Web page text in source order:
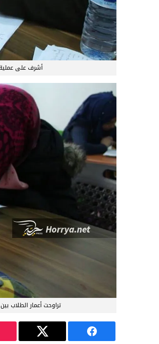
أشرف على عملية تصحيح أوراق
تراوحت أعمار الطلاب